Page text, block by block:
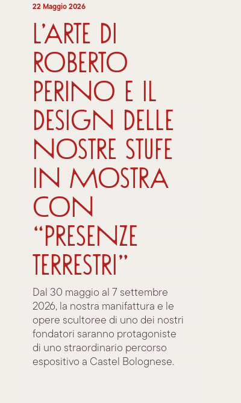
22 Maggio 2026
L’arte di
Roberto
Perino e il
design delle
nostre stufe
in mostra
con
“Presenze
Terrestri”
Dal 30 maggio al 7 settembre
2026, la nostra manifattura e le
opere scultoree di uno dei nostri
fondatori saranno protagoniste
di uno straordinario percorso
espositivo a Castel Bolognese.